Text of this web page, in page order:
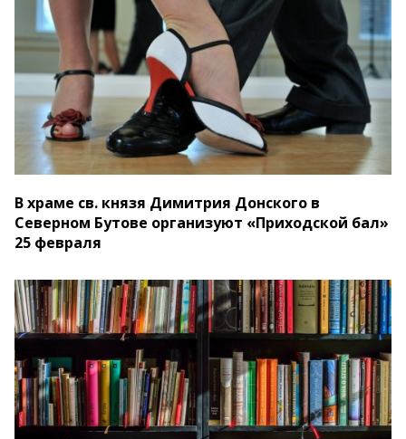
В храме св. князя Димитрия Донского в
Северном Бутове организуют «Приходской бал»
25 февраля